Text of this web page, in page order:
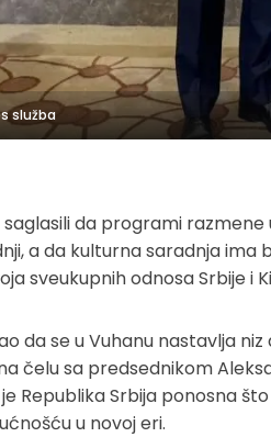
služba
saglasili da programi
a da kulturna saradnja
sveukupnih odnosa Srbije i
da se u Vuhanu nastavlja
čelu sa predsednikom
je Republika Srbija ponosna
u novoj eri.